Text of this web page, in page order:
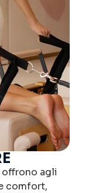
offrono agli
comfort,